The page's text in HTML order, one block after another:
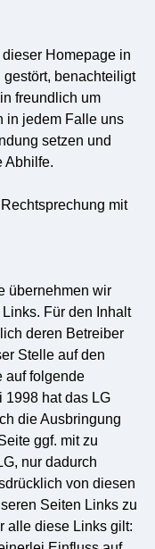
Homepage in
benachteiligt
freundlich um
in jedem Falle uns
setzen und
Abhilfe.
mit
übernehmen wir
Für den Inhalt
deren Betreiber
Stelle auf den
auf folgende
1998 hat das LG
die Ausbringung
ggf. mit zu
nur dadurch
von diesen
Seiten Links zu
alle diese Links gilt: